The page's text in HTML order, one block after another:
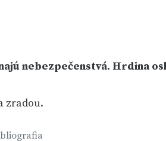
nebezpečenstvá. Hrdina
zradou.